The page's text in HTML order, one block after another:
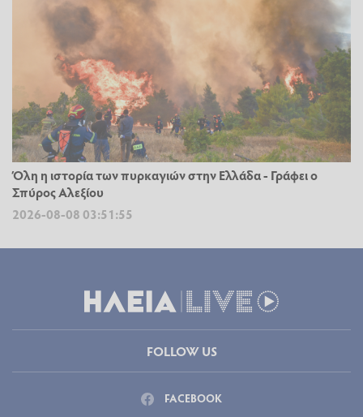
Όλη η ιστορία των πυρκαγιών στην Ελλάδα - Γράφει ο
Σπύρος Αλεξίου
2026-08-08 03:51:55
FOLLOW US
FACEBOOK